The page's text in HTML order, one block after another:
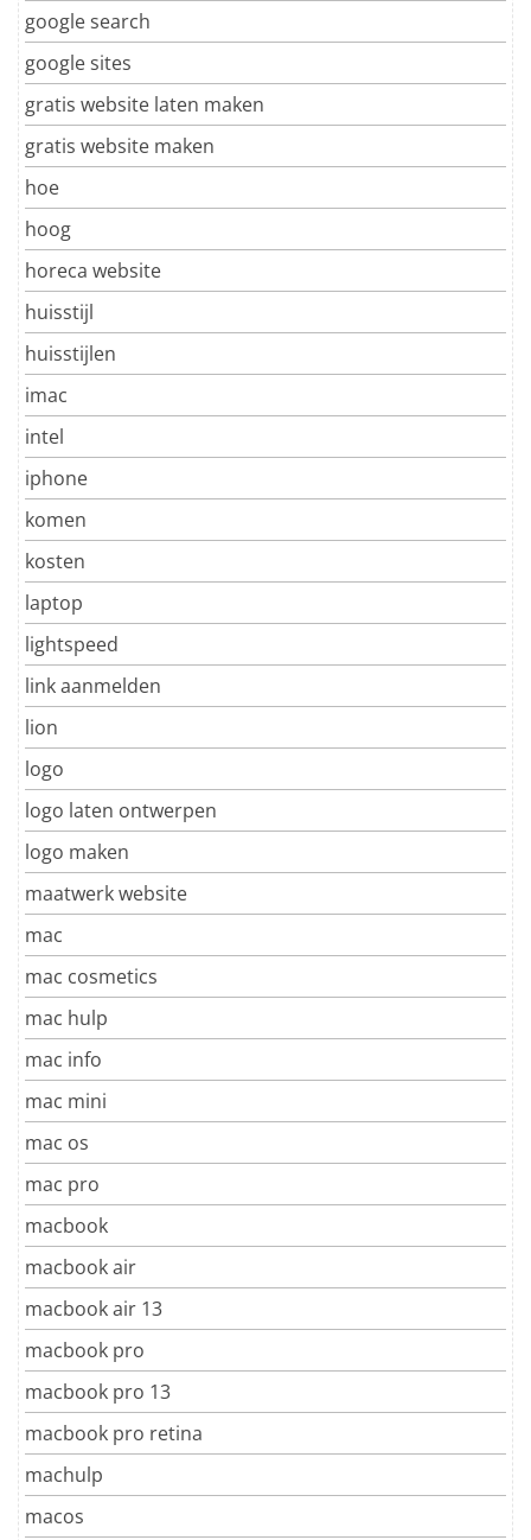
google search
google sites
gratis website laten maken
gratis website maken
hoe
hoog
horeca website
huisstijl
huisstijlen
imac
intel
iphone
komen
kosten
laptop
lightspeed
link aanmelden
lion
logo
logo laten ontwerpen
logo maken
maatwerk website
mac
mac cosmetics
mac hulp
mac info
mac mini
mac os
mac pro
macbook
macbook air
macbook air 13
macbook pro
macbook pro 13
macbook pro retina
machulp
macos